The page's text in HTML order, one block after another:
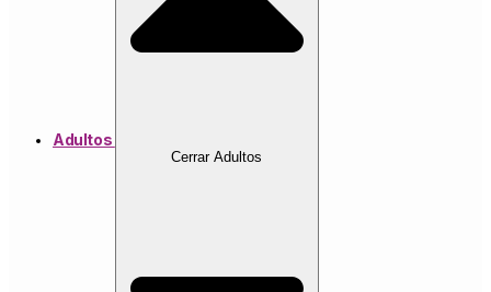
Adultos
Cerrar Adultos